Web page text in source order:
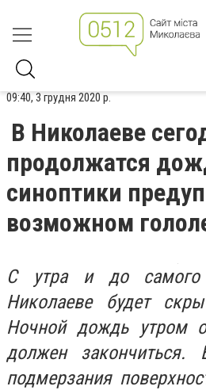
09:40, 3 грудня 2020 р.
В Николаеве
продолжатся
синоптики
возможном
С утра и до
Николаеве будет
Ночной дождь утром
должен закончиться.
подмерзания